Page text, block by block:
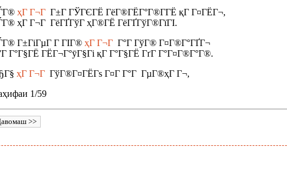
ҳГ Г¬Г Г±Г ГЎГЄГЁ ГёГ®ГЁГ°Г®Г­ГЁ қГ Г¤ГЁГ¬,
ҳГ Г¬Г ГёГҐГўГ ҳГ®ГЁ ГёГҐГўГ®ГїГІ.
Г±ГіГµГ Г­ ГІГ® ҳГ Г¬Г Г°Г ГўГ® Г¤Г®Г°ГҐГ¬
Г°Г§ГЁ ГЁГ¬Г°ӯГ§Гі қГ Г°Г§ГЁ ГґГ Г°Г¤Г®Г°Г®.
ҳГ Г¬Г ГўГ®Г¤ГЁГѕ Г¤Г Г°Г ГµГ®ҳГ Г¬,
1/59